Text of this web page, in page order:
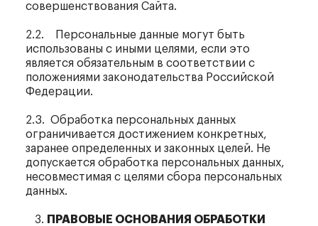
совершенствования Сайта.
2.2. Персональные данные могут быть
использованы с иными целями, если это
является обязательным в соответствии с
положениями законодательства Российской
Федерации.
2.3. Обработка персональных данных
ограничивается достижением конкретных,
заранее определенных и законных целей. Не
допускается обработка персональных данных,
несовместимая с целями сбора персональных
данных.
ПРАВОВЫЕ ОСНОВАНИЯ ОБРАБОТКИ